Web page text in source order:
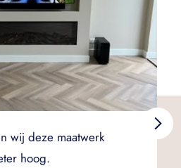
wij deze maatwerk
hoog.